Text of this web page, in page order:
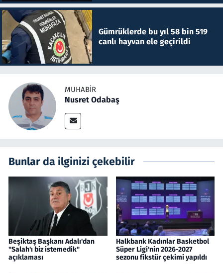
Gümrüklerde bu yıl 58 bin 519
canlı hayvan ele geçirildi
MUHABIR
Nusret Odabaş
Bunlar da ilginizi çekebilir
Beşiktaş Başkanı Adalı'dan
"Salah'ı biz istemedik"
açıklaması
Halkbank Kadınlar Basketbol
Süper Ligi'nin 2026-2027
sezonu fikstür çekimi yapıldı